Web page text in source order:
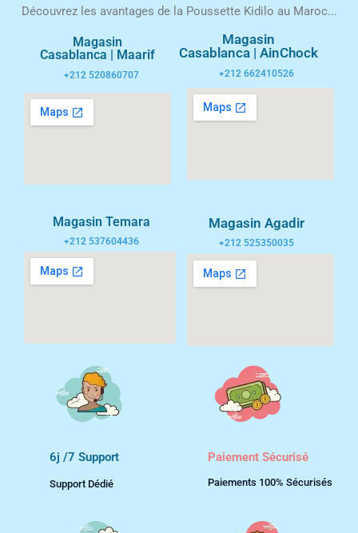
Découvrez les avantages de la Poussette Kidilo au Maroc...
Magasin
Casablanca | Maarif
+212 520860707
Magasin
Casablanca | AinChock
+212 662410526
Magasin Temara
+212 537604436
Magasin Agadir
+212 525350035
6j /7 Support
Support Dédié
Paiement Sécurisé
Paiements 100% Sécurisés